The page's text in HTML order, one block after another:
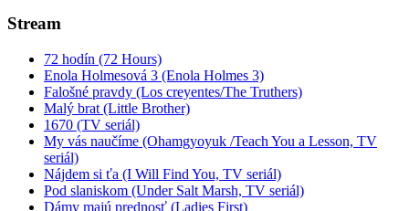
Stream
72 hodín (72 Hours)
Enola Holmesová 3 (Enola Holmes 3)
Falošné pravdy (Los creyentes/The Truthers)
Malý brat (Little Brother)
1670 (TV seriál)
My vás naučíme (Ohamgyoyuk /Teach You a Lesson, TV
seriál)
Nájdem si ťa (I Will Find You, TV seriál)
Pod slaniskom (Under Salt Marsh, TV seriál)
Dámy majú prednosť (Ladies First)